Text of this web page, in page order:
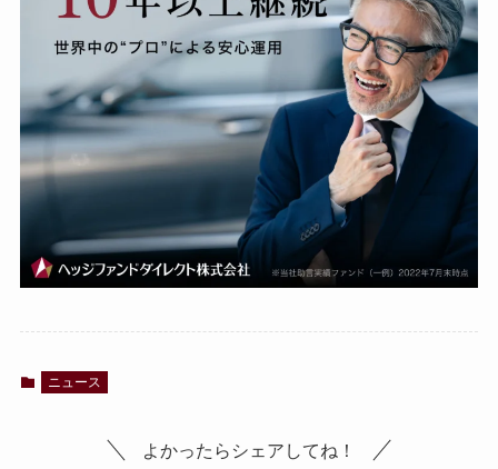
ニュース
よかったらシェアしてね！